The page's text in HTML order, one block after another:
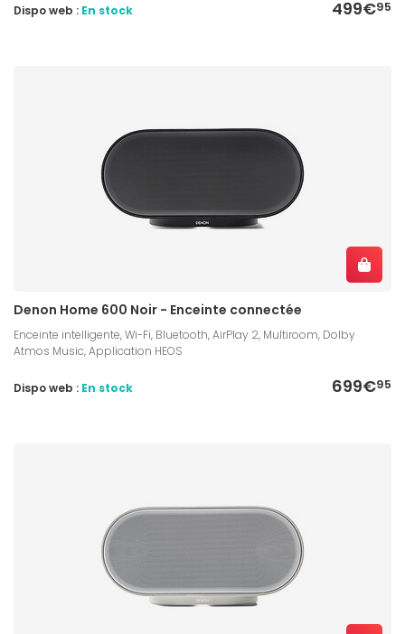
499€95
Dispo web : En stock
Denon Home 600 Noir - Enceinte connectée
Enceinte intelligente, Wi-Fi, Bluetooth, AirPlay 2, Multiroom, Dolby
Atmos Music, Application HEOS
699€95
Dispo web : En stock